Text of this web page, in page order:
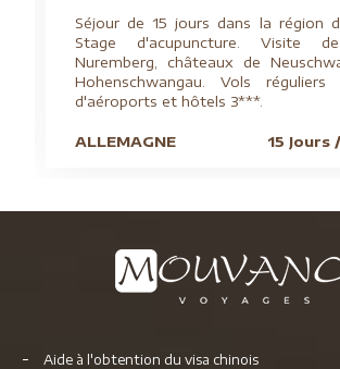
Séjour de 15 jours dans la région
Stage d'acupuncture. Visite
Nuremberg, châteaux de
Hohenschwangau. Vols
d'aéroports et hôtels 3***.
ALLEMAGNE 15 Jours
Aide à l'obtention du visa chinois